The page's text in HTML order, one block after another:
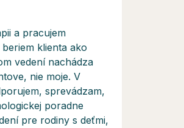
a pracujem
klienta ako
vedení nachádza
nie moje. V
sprevádzam,
poradne
pre rodiny s deťmi,